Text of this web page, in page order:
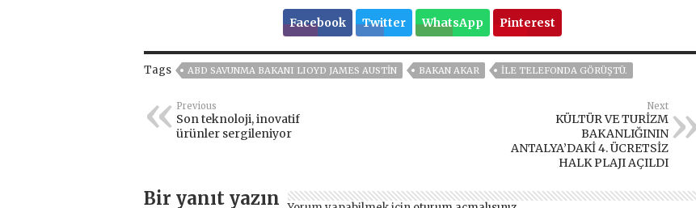
Facebook Twitter WhatsApp Pinterest
Tags ABD SAVUNMA BAKANI LIOYD JAMES AUSTIN BAKAN AKAR ILE TELEFONDA GÖRÜŞTÜ.
Previous
Son teknoloji, inovatif
ürünler sergileniyor
Next
KÜLTÜR VE TURİZM
BAKANLIĞININ
ANTALYA’DAKİ 4. ÜCRETSİZ
HALK PLAJI AÇILDI
Bir yanıt yazın